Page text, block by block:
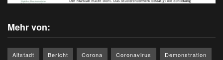
Mehr von:
Altstadt Bericht Corona Coronavirus Demonstration